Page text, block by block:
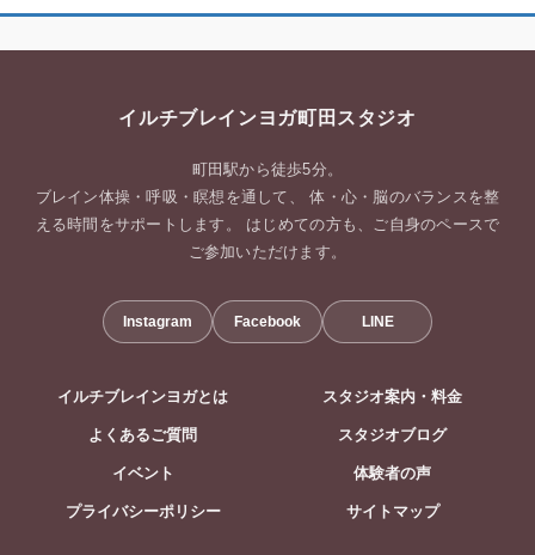
イルチブレインヨガ町田スタジオ
町田駅から徒歩5分。
ブレイン体操・呼吸・瞑想を通して、 体・心・脳のバランスを整
える時間をサポートします。 はじめての方も、ご自身のペースで
ご参加いただけます。
Instagram Facebook LINE
イルチブレインヨガとは スタジオ案内・料金
よくあるご質問 スタジオブログ
イベント 体験者の声
プライバシーポリシー サイトマップ